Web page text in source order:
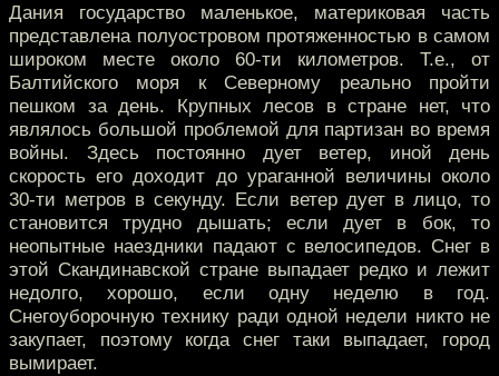
Дания государство маленькое, материковая часть
представлена полуостровом протяженностью в самом
широком месте около 60-ти километров. Т.е., от
Балтийского моря к Северному реально пройти
пешком за день. Крупных лесов в стране нет, что
являлось большой проблемой для партизан во время
войны. Здесь постоянно дует ветер, иной день
скорость его доходит до ураганной величины около
30-ти метров в секунду. Если ветер дует в лицо, то
становится трудно дышать; если дует в бок, то
неопытные наездники падают с велосипедов. Снег в
этой Скандинавской стране выпадает редко и лежит
недолго, хорошо, если одну неделю в год.
Снегоуборочную технику ради одной недели никто не
закупает, поэтому когда снег таки выпадает, город
вымирает.